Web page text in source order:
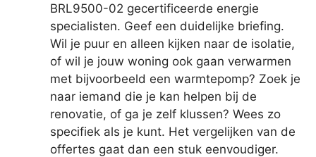
BRL9500-02 gecertificeerde energie
specialisten. Geef een duidelijke briefing.
Wil je puur en alleen kijken naar de isolatie,
of wil je jouw woning ook gaan verwarmen
met bijvoorbeeld een warmtepomp? Zoek je
naar iemand die je kan helpen bij de
renovatie, of ga je zelf klussen? Wees zo
specifiek als je kunt. Het vergelijken van de
offertes gaat dan een stuk eenvoudiger.